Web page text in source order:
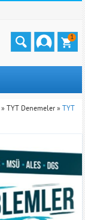
1
» TYT Denemeler » TYT